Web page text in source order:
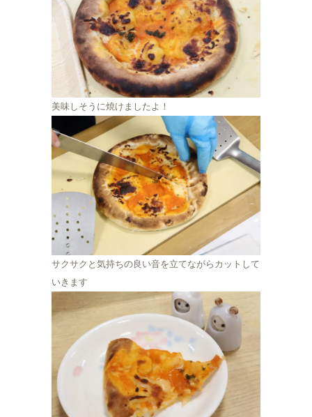
美味しそうに焼けましたよ！
サクサクと気持ちの良い音を立てながらカットして
いきます